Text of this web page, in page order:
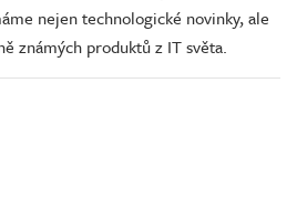
nejen technologické novinky, ale
známých produktů z IT světa.